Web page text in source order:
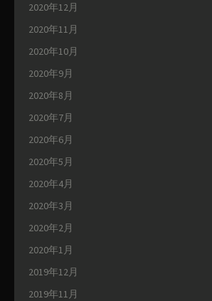
2020年12月
2020年11月
2020年10月
2020年9月
2020年8月
2020年7月
2020年6月
2020年5月
2020年4月
2020年3月
2020年2月
2020年1月
2019年12月
2019年11月